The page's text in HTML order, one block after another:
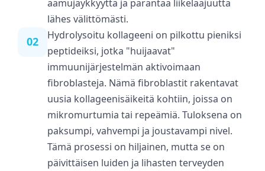
aamujäykkyyttä ja parantaa liikelaajuutta
lähes välittömästi.
02
Hydrolysoitu kollageeni on pilkottu pieniksi
peptideiksi, jotka "huijaavat"
immuunijärjestelmän aktivoimaan
fibroblasteja. Nämä fibroblastit rakentavat
uusia kollageenisäikeitä kohtiin, joissa on
mikromurtumia tai repeämiä. Tuloksena on
paksumpi, vahvempi ja joustavampi nivel.
Tämä prosessi on hiljainen, mutta se on
päivittäisen luiden ja lihasten terveyden